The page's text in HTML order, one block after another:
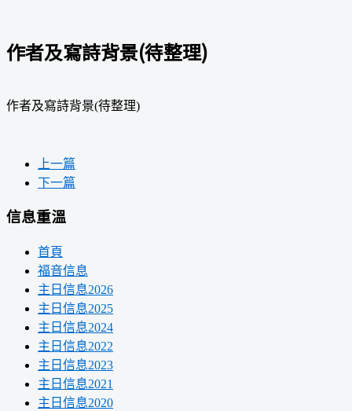
作者及寫詩背景(待整理)
作者及寫詩背景(待整理)
上一篇
下一篇
信息重溫
首頁
福音信息
主日信息2026
主日信息2025
主日信息2024
主日信息2022
主日信息2023
主日信息2021
主日信息2020